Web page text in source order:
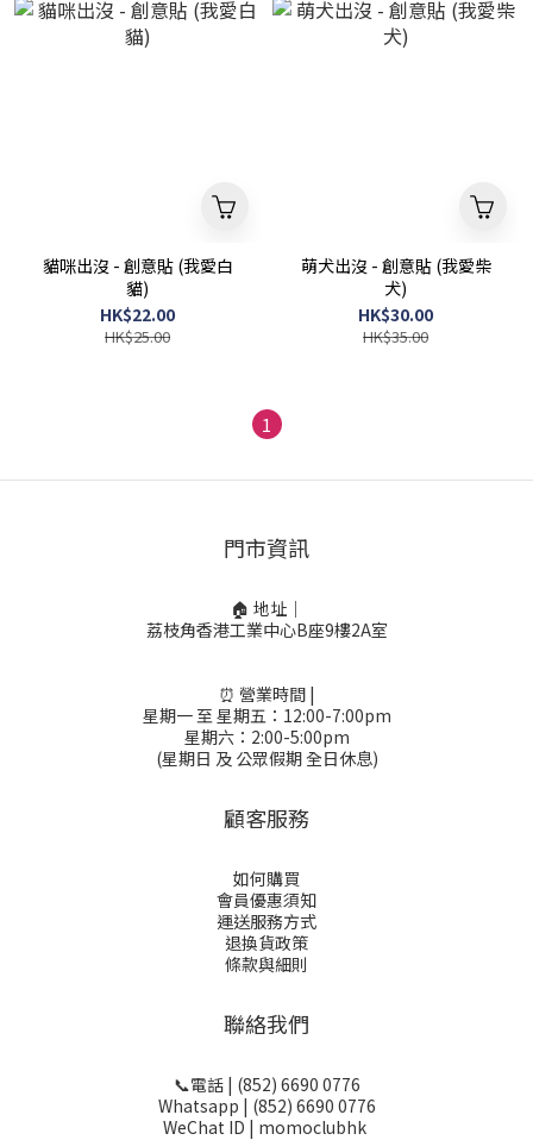
貓咪出沒 - 創意貼 (我愛白
貓)
HK$22.00
HK$25.00
萌犬出沒 - 創意貼 (我愛柴
犬)
HK$30.00
HK$35.00
1
門市資訊
🏠 地址｜
荔枝角香港工業中心B座9樓2A室
⏰ 營業時間 |
星期一 至 星期五：12:00-7:00pm
星期六：2:00-5:00pm
(星期日 及 公眾假期 全日休息)
顧客服務
如何購買
會員優惠須知
運送服務方式
退換貨政策
條款與細則
聯絡我們
📞電話 | (852) 6690 0776
Whatsapp | (852) 6690 0776
WeChat ID | momoclubhk